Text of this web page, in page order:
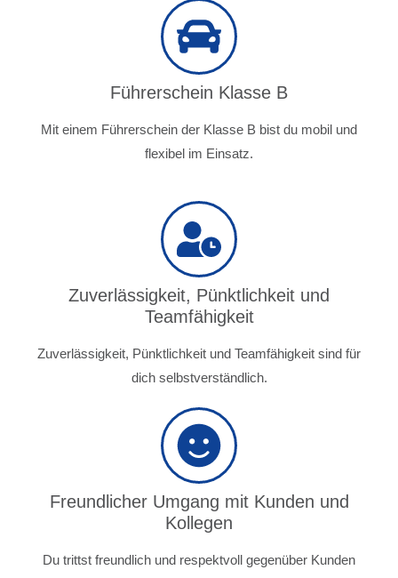
Führerschein Klasse B
Mit einem Führerschein der Klasse B bist du mobil und
flexibel im Einsatz.
Zuverlässigkeit, Pünktlichkeit und
Teamfähigkeit
Zuverlässigkeit, Pünktlichkeit und Teamfähigkeit sind für
dich selbstverständlich.
Freundlicher Umgang mit Kunden und
Kollegen
Du trittst freundlich und respektvoll gegenüber Kunden